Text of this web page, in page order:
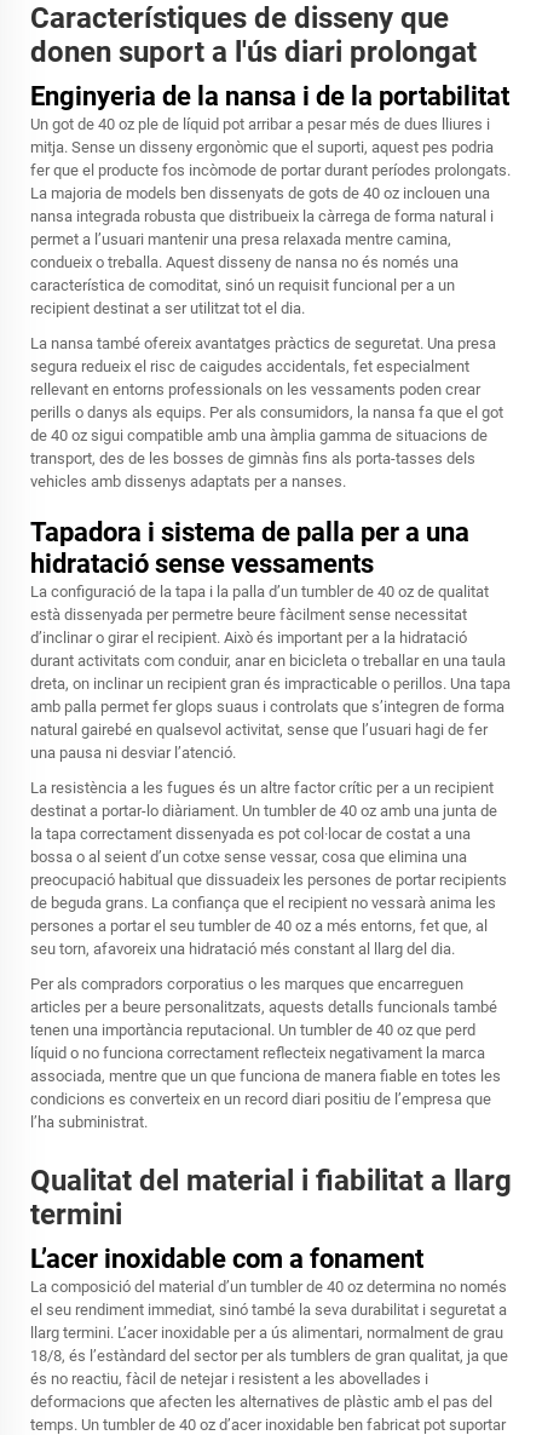
Característiques de disseny que
donen suport a l'ús diari prolongat
Enginyeria de la nansa i de la portabilitat
Un got de 40 oz ple de líquid pot arribar a pesar més de dues lliures i
mitja. Sense un disseny ergonòmic que el suporti, aquest pes podria
fer que el producte fos incòmode de portar durant períodes prolongats.
La majoria de models ben dissenyats de gots de 40 oz inclouen una
nansa integrada robusta que distribueix la càrrega de forma natural i
permet a l’usuari mantenir una presa relaxada mentre camina,
condueix o treballa. Aquest disseny de nansa no és només una
característica de comoditat, sinó un requisit funcional per a un
recipient destinat a ser utilitzat tot el dia.
La nansa també ofereix avantatges pràctics de seguretat. Una presa
segura redueix el risc de caigudes accidentals, fet especialment
rellevant en entorns professionals on les vessaments poden crear
perills o danys als equips. Per als consumidors, la nansa fa que el got
de 40 oz sigui compatible amb una àmplia gamma de situacions de
transport, des de les bosses de gimnàs fins als porta-tasses dels
vehicles amb dissenys adaptats per a nanses.
Tapadora i sistema de palla per a una
hidratació sense vessaments
La configuració de la tapa i la palla d’un tumbler de 40 oz de qualitat
està dissenyada per permetre beure fàcilment sense necessitat
d’inclinar o girar el recipient. Això és important per a la hidratació
durant activitats com conduir, anar en bicicleta o treballar en una taula
dreta, on inclinar un recipient gran és impracticable o perillos. Una tapa
amb palla permet fer glops suaus i controlats que s’integren de forma
natural gairebé en qualsevol activitat, sense que l’usuari hagi de fer
una pausa ni desviar l’atenció.
La resistència a les fugues és un altre factor crític per a un recipient
destinat a portar-lo diàriament. Un tumbler de 40 oz amb una junta de
la tapa correctament dissenyada es pot col·locar de costat a una
bossa o al seient d’un cotxe sense vessar, cosa que elimina una
preocupació habitual que dissuadeix les persones de portar recipients
de beguda grans. La confiança que el recipient no vessarà anima les
persones a portar el seu tumbler de 40 oz a més entorns, fet que, al
seu torn, afavoreix una hidratació més constant al llarg del dia.
Per als compradors corporatius o les marques que encarreguen
articles per a beure personalitzats, aquests detalls funcionals també
tenen una importància reputacional. Un tumbler de 40 oz que perd
líquid o no funciona correctament reflecteix negativament la marca
associada, mentre que un que funciona de manera fiable en totes les
condicions es converteix en un record diari positiu de l’empresa que
l’ha subministrat.
Qualitat del material i fiabilitat a llarg
termini
L’acer inoxidable com a fonament
La composició del material d’un tumbler de 40 oz determina no només
el seu rendiment immediat, sinó també la seva durabilitat i seguretat a
llarg termini. L’acer inoxidable per a ús alimentari, normalment de grau
18/8, és l’estàndard del sector per als tumblers de gran qualitat, ja que
és no reactiu, fàcil de netejar i resistent a les abovellades i
deformacions que afecten les alternatives de plàstic amb el pas del
temps. Un tumbler de 40 oz d’acer inoxidable ben fabricat pot suportar